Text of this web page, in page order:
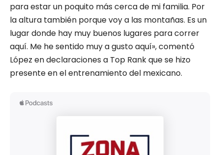
para estar un poquito más cerca de mi familia. Por
la altura también porque voy a las montañas. Es un
lugar donde hay muy buenos lugares para correr
aquí. Me he sentido muy a gusto aquí», comentó
López en declaraciones a Top Rank que se hizo
presente en el entrenamiento del mexicano.